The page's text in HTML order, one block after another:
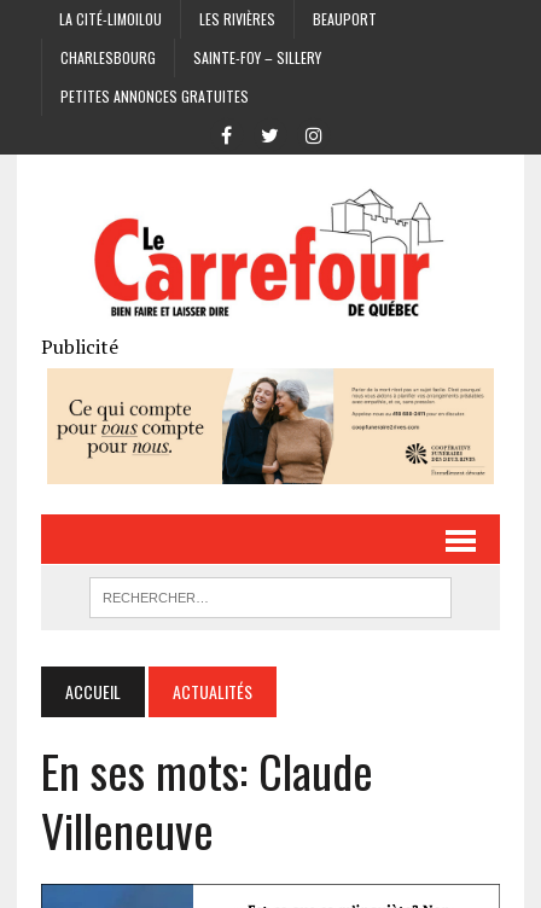
LA CITÉ-LIMOILOU LES RIVIÈRES
BEAUPORT
CHARLESBOURG
SAINTE-FOY – SILLERY
PETITES ANNONCES GRATUITES
Publicité
ACCUEIL ACTUALITÉS
En ses mots: Claude
Villeneuve